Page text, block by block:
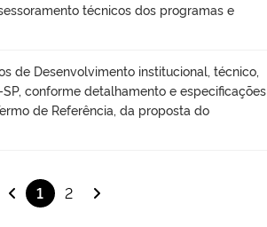
técnicos dos programas e
de Desenvolvimento institucional, técnico,
conforme detalhamento e especificações
de Referência, da proposta do
1 2